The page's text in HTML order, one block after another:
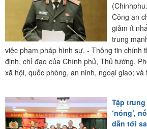
Công an
giảm ít
trung
việc phạm pháp hình sự. - Thông tin chính
định, chỉ đạo của Chính phủ, Thủ tướng,
xã hội, quốc phòng, an ninh, ngoại giao; và
Tập
‘nóng’,
dẫn tới